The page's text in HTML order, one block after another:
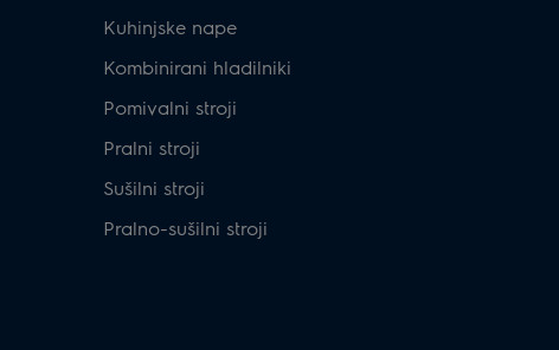
Kuhinjske nape
Kombinirani hladilniki
Pomivalni stroji
Pralni stroji
Sušilni stroji
Pralno-sušilni stroji